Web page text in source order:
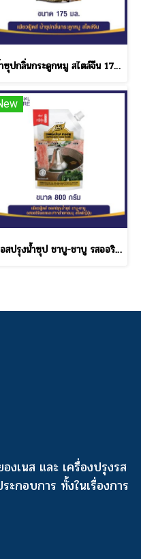
น้ำซุปกลิ่นกระดูกหมู สไตล์จีน 175 ML.
ซอสปรุงน้ำซุป ชาบู-ชาบู รสออริจินอลผสมสาหร่ายคอมบุ ตรา เพียวฟู้ดส์ ขนาด 800 กรัม
งเนส และ เครื่องปรุงรส
ะกอบการ ทั้งในเรื่องการ